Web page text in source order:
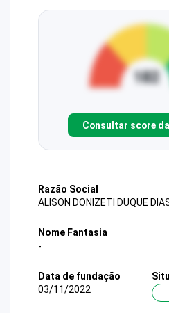
Consultar score
Razão Social
ALISON DONIZETI DUQUE
Nome Fantasia
-
Data de fundação
03/11/2022